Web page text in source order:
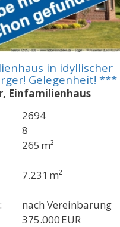
in idyllischer
Gelegenheit! ***
Einfamilienhaus
2694
8
265 m²
7.231 m²
nach Vereinbarung
375.000 EUR